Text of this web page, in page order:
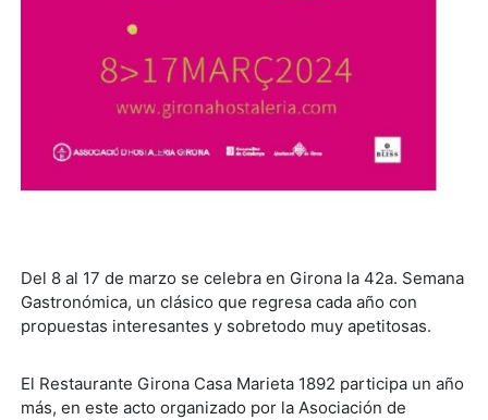
Del 8 al 17 de marzo se celebra en Girona la 42a. Semana
Gastronómica, un clásico que regresa cada año con
propuestas interesantes y sobretodo muy apetitosas.
El Restaurante Girona Casa Marieta 1892 participa un año
más, en este acto organizado por la Asociación de